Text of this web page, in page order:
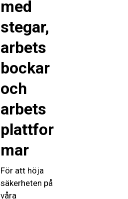
med
stegar,
arbets
bockar
och
arbets
plattfor
mar
För att höja
säkerheten på
våra